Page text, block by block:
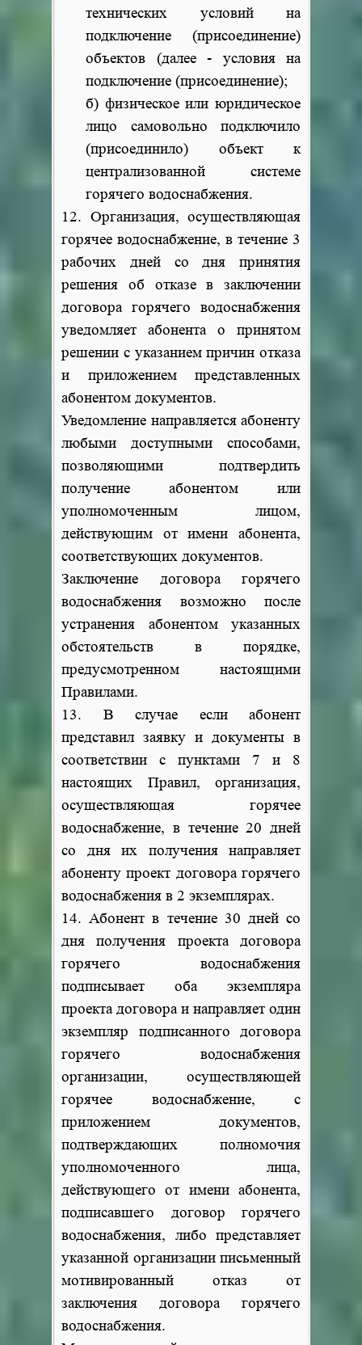
технических условий на
подключение (присоединение)
объектов (далее - условия на
подключение (присоединение);
б) физическое или юридическое
лицо самовольно подключило
(присоединило) объект к
централизованной системе
горячего водоснабжения.
12. Организация, осуществляющая
горячее водоснабжение, в течение 3
рабочих дней со дня принятия
решения об отказе в заключении
договора горячего водоснабжения
уведомляет абонента о принятом
решении с указанием причин отказа
и приложением представленных
абонентом документов.
Уведомление направляется абоненту
любыми доступными способами,
позволяющими подтвердить
получение абонентом или
уполномоченным лицом,
действующим от имени абонента,
соответствующих документов.
Заключение договора горячего
водоснабжения возможно после
устранения абонентом указанных
обстоятельств в порядке,
предусмотренном настоящими
Правилами.
13. В случае если абонент
представил заявку и документы в
соответствии с пунктами 7 и 8
настоящих Правил, организация,
осуществляющая горячее
водоснабжение, в течение 20 дней
со дня их получения направляет
абоненту проект договора горячего
водоснабжения в 2 экземплярах.
14. Абонент в течение 30 дней со
дня получения проекта договора
горячего водоснабжения
подписывает оба экземпляра
проекта договора и направляет один
экземпляр подписанного договора
горячего водоснабжения
организации, осуществляющей
горячее водоснабжение, с
приложением документов,
подтверждающих полномочия
уполномоченного лица,
действующего от имени абонента,
подписавшего договор горячего
водоснабжения, либо представляет
указанной организации письменный
мотивированный отказ от
заключения договора горячего
водоснабжения.